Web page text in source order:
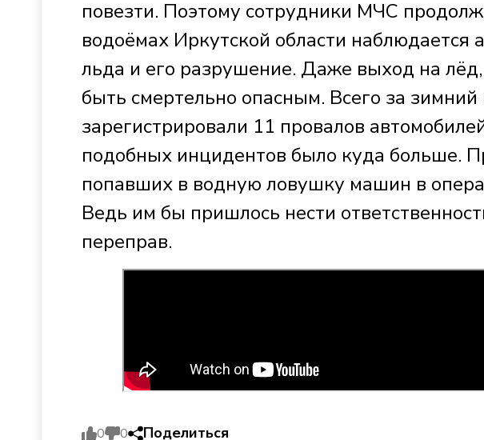
повезти. Поэтому сотрудники МЧС
водоёмах Иркутской области наблюдается
льда и его разрушение. Даже выход на
быть смертельно опасным. Всего за
зарегистрировали 11 провалов
подобных инцидентов было куда больше.
попавших в водную ловушку машин в
Ведь им бы пришлось нести
переправ.
0 0 Поделиться